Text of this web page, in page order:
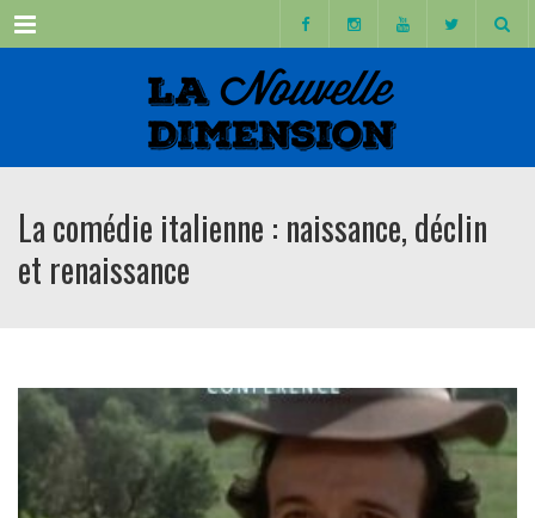
Menu
La comédie italienne : naissance, déclin
et renaissance